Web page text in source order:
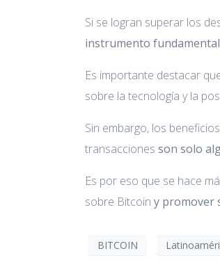
Si se logran superar los
instrumento fundamental
Es importante destacar
sobre la tecnología y la
Sin embargo, los
transacciones son solo
Es por eso que se hace
sobre Bitcoin y promover
BITCOIN